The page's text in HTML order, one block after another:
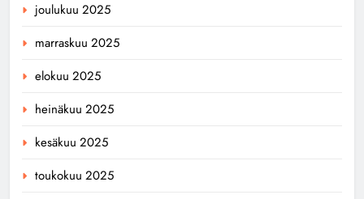
joulukuu 2025
marraskuu 2025
elokuu 2025
heinäkuu 2025
kesäkuu 2025
toukokuu 2025